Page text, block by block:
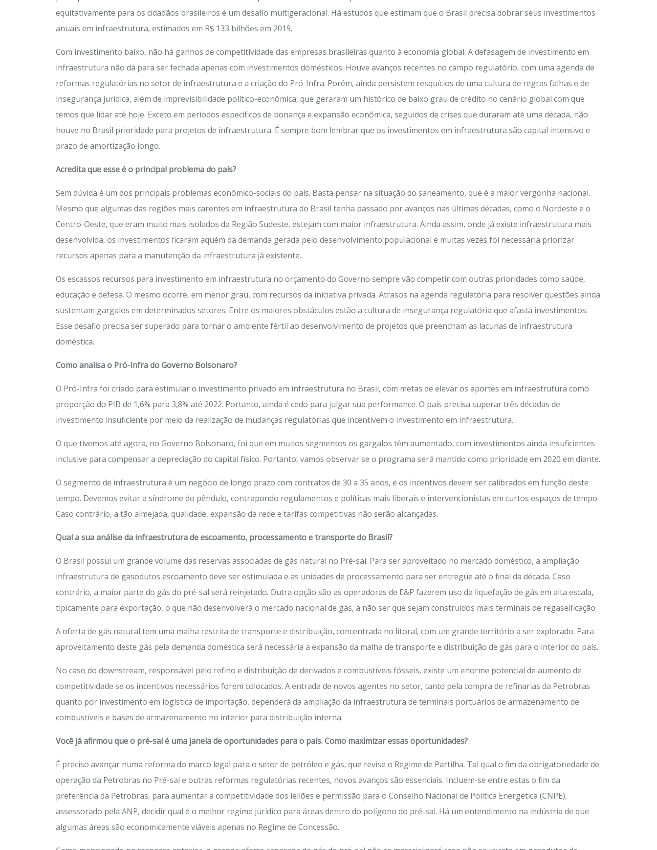
equitativamente para os cidadãos brasileiros é um desafio multigeracional. Há estudos que estimam que o Brasil precisa dobrar seus investimentos
anuais em infraestrutura, estimados em R$ 133 bilhões em 2019.
Com investimento baixo, não há ganhos de competitividade das empresas brasileiras quanto à economia global. A defasagem de investimento em
infraestrutura não dá para ser fechada apenas com investimentos domésticos. Houve avanços recentes no campo regulatório, com uma agenda de
reformas regulatórias no setor de infraestrutura e a criação do Pró-Infra. Porém, ainda persistem resquícios de uma cultura de regras falhas e de
insegurança jurídica, além de imprevisibilidade político-econômica, que geraram um histórico de baixo grau de crédito no cenário global com que
temos que lidar até hoje. Exceto em períodos específicos de bonança e expansão econômica, seguidos de crises que duraram até uma década, não
houve no Brasil prioridade para projetos de infraestrutura. É sempre bom lembrar que os investimentos em infraestrutura são capital intensivo e
prazo de amortização longo.
Acredita que esse é o principal problema do país?
Sem dúvida é um dos principais problemas econômico-sociais do país. Basta pensar na situação do saneamento, que é a maior vergonha nacional.
Mesmo que algumas das regiões mais carentes em infraestrutura do Brasil tenha passado por avanços nas últimas décadas, como o Nordeste e o
Centro-Oeste, que eram muito mais isolados da Região Sudeste, estejam com maior infraestrutura. Ainda assim, onde já existe infraestrutura mais
desenvolvida, os investimentos ficaram aquém da demanda gerada pelo desenvolvimento populacional e muitas vezes foi necessária priorizar
recursos apenas para a manutenção da infraestrutura já existente.
Os escassos recursos para investimento em infraestrutura no orçamento do Governo sempre vão competir com outras prioridades como saúde,
educação e defesa. O mesmo ocorre, em menor grau, com recursos da iniciativa privada. Atrasos na agenda regulatória para resolver questões ainda
sustentam gargalos em determinados setores. Entre os maiores obstáculos estão a cultura de insegurança regulatória que afasta investimentos.
Esse desafio precisa ser superado para tornar o ambiente fértil ao desenvolvimento de projetos que preencham as lacunas de infraestrutura
doméstica.
Como analisa o Pró-Infra do Governo Bolsonaro?
O Pró-Infra foi criado para estimular o investimento privado em infraestrutura no Brasil, com metas de elevar os aportes em infraestrutura como
proporção do PIB de 1,6% para 3,8% até 2022. Portanto, ainda é cedo para julgar sua performance. O país precisa superar três décadas de
investimento insuficiente por meio da realização de mudanças regulatórias que incentivem o investimento em infraestrutura.
O que tivemos até agora, no Governo Bolsonaro, foi que em muitos segmentos os gargalos têm aumentado, com investimentos ainda insuficientes
inclusive para compensar a depreciação do capital físico. Portanto, vamos observar se o programa será mantido como prioridade em 2020 em diante.
O segmento de infraestrutura é um negócio de longo prazo com contratos de 30 a 35 anos, e os incentivos devem ser calibrados em função deste
tempo. Devemos evitar a síndrome do pêndulo, contrapondo regulamentos e políticas mais liberais e intervencionistas em curtos espaços de tempo.
Caso contrário, a tão almejada, qualidade, expansão da rede e tarifas competitivas não serão alcançadas.
Qual a sua análise da infraestrutura de escoamento, processamento e transporte do Brasil?
O Brasil possui um grande volume das reservas associadas de gás natural no Pré-sal. Para ser aproveitado no mercado doméstico, a ampliação
infraestrutura de gasodutos escoamento deve ser estimulada e as unidades de processamento para ser entregue até o final da década. Caso
contrário, a maior parte do gás do pré-sal será reinjetado. Outra opção são as operadoras de E&P fazerem uso da liquefação de gás em alta escala,
tipicamente para exportação, o que não desenvolverá o mercado nacional de gás, a não ser que sejam construídos mais terminais de regaseificação.
A oferta de gás natural tem uma malha restrita de transporte e distribuição, concentrada no litoral, com um grande território a ser explorado. Para
aproveitamento deste gás pela demanda doméstica será necessária a expansão da malha de transporte e distribuição de gás para o interior do país.
No caso do downstream, responsável pelo refino e distribuição de derivados e combustíveis fósseis, existe um enorme potencial de aumento de
competitividade se os incentivos necessários forem colocados. A entrada de novos agentes no setor, tanto pela compra de refinarias da Petrobras
quanto por investimento em logística de importação, dependerá da ampliação da infraestrutura de terminais portuários de armazenamento de
combustíveis e bases de armazenamento no interior para distribuição interna.
Você já afirmou que o pré-sal é uma janela de oportunidades para o país. Como maximizar essas oportunidades?
É preciso avançar numa reforma do marco legal para o setor de petróleo e gás, que revise o Regime de Partilha. Tal qual o fim da obrigatoriedade de
operação da Petrobras no Pré-sal e outras reformas regulatórias recentes, novos avanços são essenciais. Incluem-se entre estas o fim da
preferência da Petrobras, para aumentar a competitividade dos leilões e permissão para o Conselho Nacional de Política Energética (CNPE),
assessorado pela ANP, decidir qual é o melhor regime jurídico para áreas dentro do polígono do pré-sal. Há um entendimento na indústria de que
algumas áreas são economicamente viáveis apenas no Regime de Concessão.